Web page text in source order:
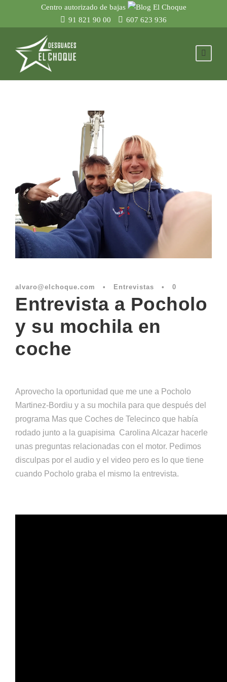
Centro autorizado de bajas
91 821 90 00
607 623 936
alvaro@elchoque.com • Entrevistas • 0
Entrevista a Pocholo
y su mochila en
coche
Aprovecho la oportunidad que me une a Pocholo
Martinez-Bordiu y a su mochila para que después del
programa Mas que Coches de Telecinco que había
rodado junto a la guapisima Carolina Alcazar hacerle
unas preguntas relacionadas con el motor. Pedimos
disculpas por el audio y el video pero es lo que tiene
cuando Pocholo graba el mismo la entrevista.